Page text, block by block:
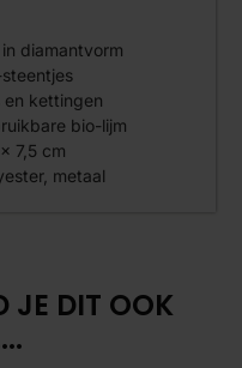
diamantvorm
en kettingen
bio-lijm
7,5 cm
metaal
JE DIT OOK